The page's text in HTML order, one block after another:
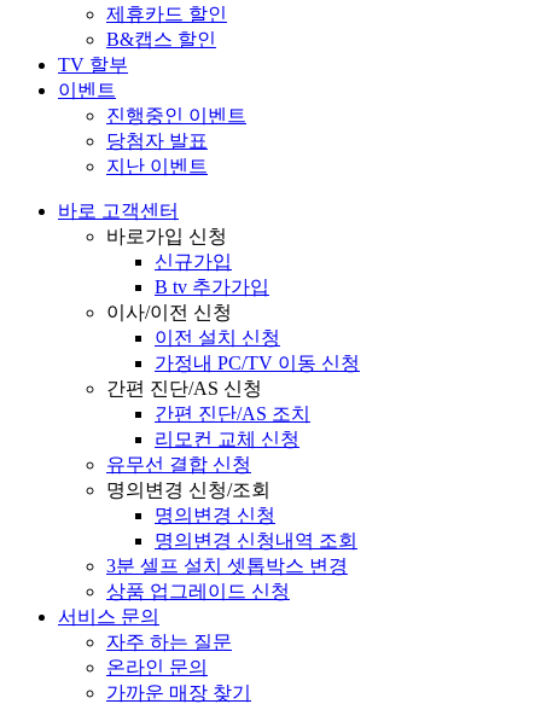
제휴카드 할인
B&캡스 할인
TV 할부
이벤트
진행중인 이벤트
당첨자 발표
지난 이벤트
바로 고객센터
바로가입 신청
신규가입
B tv 추가가입
이사/이전 신청
이전 설치 신청
가정내 PC/TV 이동 신청
간편 진단/AS 신청
간편 진단/AS 조치
리모컨 교체 신청
유무선 결합 신청
명의변경 신청/조회
명의변경 신청
명의변경 신청내역 조회
3분 셀프 설치 셋톱박스 변경
상품 업그레이드 신청
서비스 문의
자주 하는 질문
온라인 문의
가까운 매장 찾기